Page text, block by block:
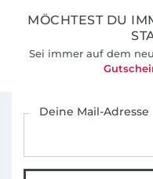
MÖCHTEST DU
Sei immer auf dem
Deine Mail-Adresse